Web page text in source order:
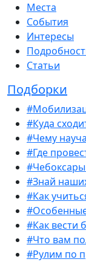
Места
События
Интересы
Статьи
Подборки
#Куда
#Чему
#Где
#Знай
#Как
#Как вести
#Что вам
#Рулим по